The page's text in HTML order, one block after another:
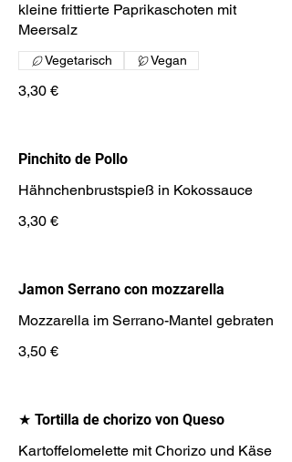
kleine frittierte Paprikaschoten mit
Meersalz
3,30 €
Vegetarisch Vegan
Pinchito de Pollo
Hähnchenbrustspieß in Kokossauce
3,30 €
Jamon Serrano con mozzarella
Mozzarella im Serrano-Mantel gebraten
3,50 €
★ Tortilla de chorizo von Queso
Kartoffelomelette mit Chorizo und Käse